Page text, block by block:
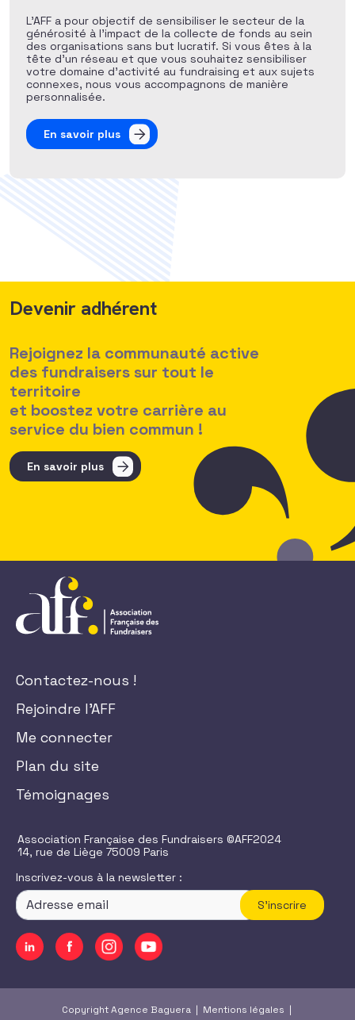
L’AFF a pour objectif de sensibiliser le secteur de la
générosité à l’impact de la collecte de fonds au sein
des organisations sans but lucratif. Si vous êtes à la
tête d’un réseau et que vous souhaitez sensibiliser
votre domaine d’activité au fundraising et aux sujets
connexes, nous vous accompagnons de manière
personnalisée.
En savoir plus
Devenir adhérent
Rejoignez la communauté active
des fundraisers sur tout le
territoire
et boostez votre carrière au
service du bien commun !
En savoir plus
Contactez-nous !
Rejoindre l'AFF
Me connecter
Plan du site
Témoignages
Association Française des Fundraisers ©AFF2024
14, rue de Liège 75009 Paris
Inscrivez-vous à la newsletter :
S'inscrire
Copyright Agence Baguera | Mentions légales |